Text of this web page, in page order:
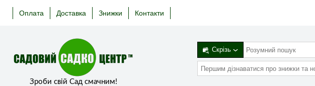
Оплата Доставка Знижки Контакти
Зроби свій Сад смачним!
Скрізь